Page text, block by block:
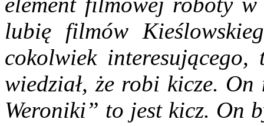
lubię filmów
cokolwiek
wiedział, że robi kicze.
Weroniki” to jest kicz. On